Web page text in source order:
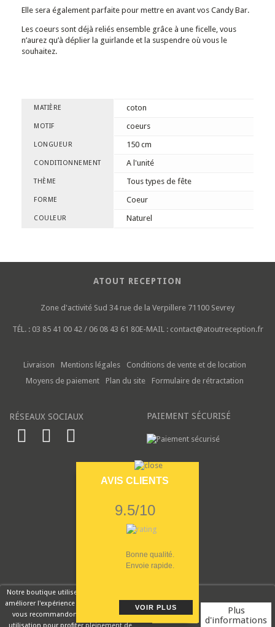
Notre boutique utilise des cookies pour
améliorer l'expérience utilisateur et nous
vous recommandons d'accepter leur
Plus
d'informations
Elle sera également parfaite pour mettre en avant vos Candy Bar.
Les coeurs sont déjà reliés ensemble grâce à une ficelle, vous
n’aurez qu’à déplier la guirlande et la suspendre où vous le
souhaitez.
MATIÈRE coton
MOTIF coeurs
LONGUEUR 150 cm
CONDITIONNEMENT A l'unité
THÈME Tous types de fête
FORME Coeur
COULEUR Naturel
ATOUT RECEPTION
Zone d'activité Sud 34 rue de la Verpillere 71100 Sevrey
TÉL. : 03 85 41 00 42 / 06 08 43 61 80E-MAIL : contact@atoutreception.fr
Livraison Mentions légales
Conditions de vente et de location
Moyens de paiement
Plan du site Formulaire de rétractation
RÉSEAUX SOCIAUX PAIEMENT SÉCURISÉ
AVIS CLIENTS
9.5/10
Bonne qualité.
Envoie rapide.
VOIR PLUS